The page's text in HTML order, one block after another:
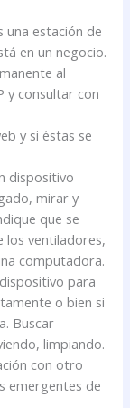
una estación de
en un negocio.
al
y consultar con
y si éstas se
dispositivo
mirar y
que se
los ventiladores,
computadora.
para
o bien si
Buscar
limpiando.
con otro
emergentes de